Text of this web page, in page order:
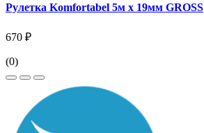
Рулетка Komfortabel 5м х 19мм GROSS
670 ₽
(0)